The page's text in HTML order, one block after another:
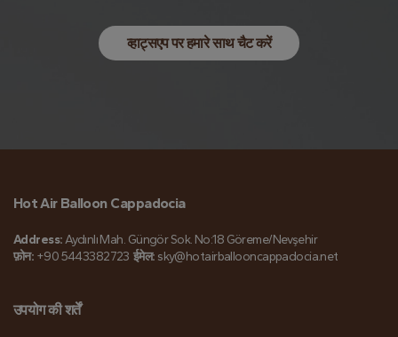
व्हाट्सएप पर हमारे साथ चैट करें
Hot Air Balloon Cappadocia
Address:Aydınlı Mah. Güngör Sok. No:18 Göreme/Nevşehir
फ़ोन: +90 5443382723 ईमेल: sky@hotairballooncappadocia.net
उपयोग की शर्तें